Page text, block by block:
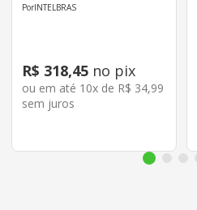
INTELBRAS
R$ 318,45 no pix
ou em até 10x de R$ 34,99
sem juros